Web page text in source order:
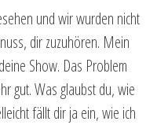
und wir wurden nicht
dir zuzuhören. Mein
Show. Das Problem
gut. Was glaubst du, wie
fällt dir ja ein, wie ich